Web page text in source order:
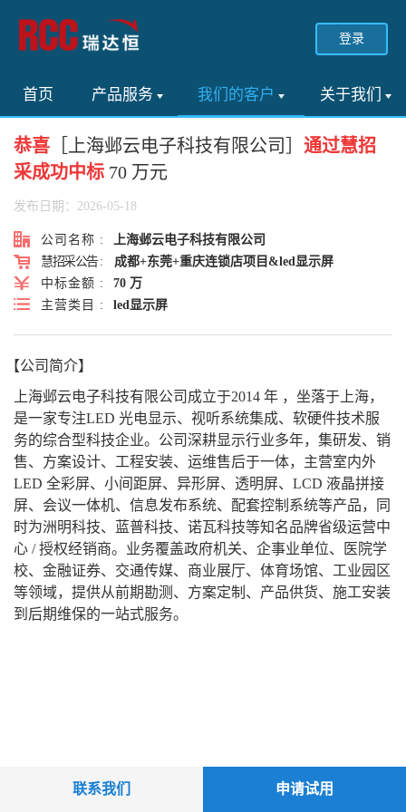
登录
首页 产品服务 我们的客户 关于我们
恭喜 ［上海邺云电子科技有限公司］ 通过慧招
采成功中标 70 万元
发布日期：2026-05-18
公司名称 : 上海邺云电子科技有限公司
慧招采公告 :
成都+东莞+重庆连锁店项目&led显示屏
中标金额 : 70 万
主营类目 : led显示屏
【公司简介】
上海邺云电子科技有限公司成立于2014 年 ，坐落于上海，
是一家专注LED 光电显示、视听系统集成、软硬件技术服
务的综合型科技企业。公司深耕显示行业多年，集研发、销
售、方案设计、工程安装、运维售后于一体，主营室内外
LED 全彩屏、小间距屏、异形屏、透明屏、LCD 液晶拼接
屏、会议一体机、信息发布系统、配套控制系统等产品，同
时为洲明科技、蓝普科技、诺瓦科技等知名品牌省级运营中
心 / 授权经销商。业务覆盖政府机关、企事业单位、医院学
校、金融证券、交通传媒、商业展厅、体育场馆、工业园区
等领域，提供从前期勘测、方案定制、产品供货、施工安装
到后期维保的一站式服务。
联系我们 申请试用